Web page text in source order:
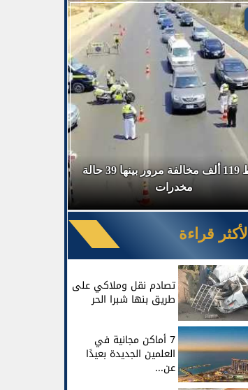
ضبط 119 ألف مخالفة مرور بينها 39 حالة
مخدرات
الأكثر قراءة
تصادم نقل وملاكي على
طريق بنها شبرا الحر
7 أماكن مجانية في
العلمين الجديدة بعيدًا
عن...